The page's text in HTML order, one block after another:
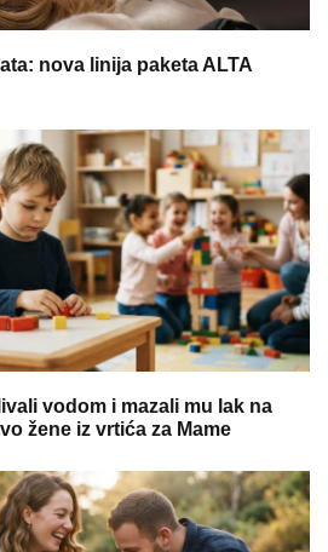
nova linija paketa ALTA
vodom i mazali mu lak na
žene iz vrtića za Mame